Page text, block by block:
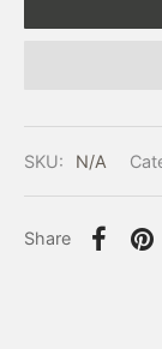
SKU: N/A
Share